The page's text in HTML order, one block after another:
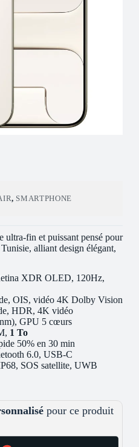
, SMARTPHONE
fin et puissant pensé pour
alliant design élégant,
XDR OLED, 120Hz,
OIS, vidéo 4K Dolby Vision
HDR, 4K vidéo
GPU 5 cœurs
1 To
50% en 30 min
6.0, USB-C
SOS satellite, UWB
pour ce produit